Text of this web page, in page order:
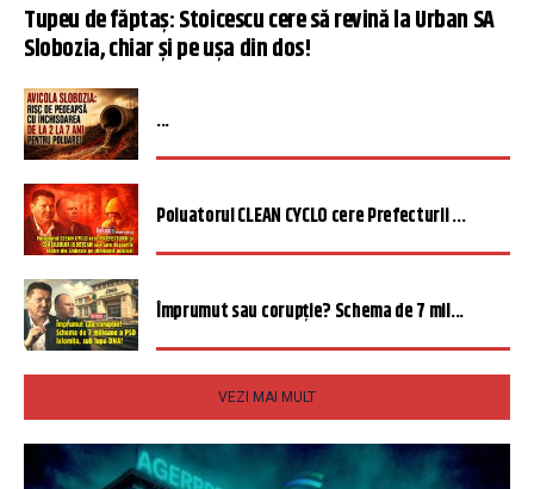
Tupeu de făptaș: Stoicescu cere să revină la Urban SA
Slobozia, chiar și pe ușa din dos!
...
Poluatorul CLEAN CYCLO cere Prefecturii ...
Împrumut sau corupție? Schema de 7 mil...
VEZI MAI MULT